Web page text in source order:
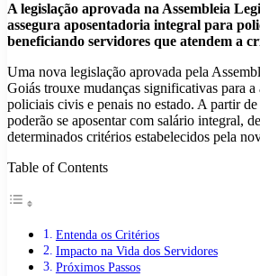
A legislação aprovada na Assembleia
assegura aposentadoria integral para
beneficiando servidores que atendem a
Uma nova legislação aprovada pela
Goiás trouxe mudanças significativas para a
policiais civis e penais no estado. A partir de
poderão se aposentar com salário integral,
determinados critérios estabelecidos pela
Table of Contents
Entenda os Critérios
Impacto na Vida dos Servidores
Próximos Passos